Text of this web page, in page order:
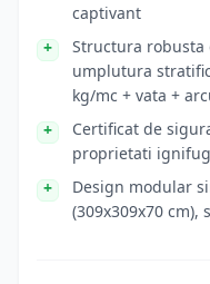
captivant
Structura robusta
umplutura
kg/mc + vata +
Certificat de
proprietati
Design modular
(309x309x70 cm),